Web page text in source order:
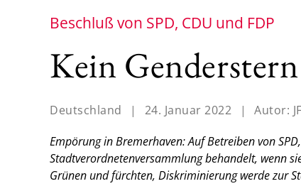
Beschluß von SPD, CDU und FDP
Kein
Deutschland | 24. Januar 2022 | Autor:
Empörung in Bremerhaven: Auf Betreiben von
Stadtverordnetenversammlung behandelt, wenn
Grünen und fürchten, Diskriminierung werde zur